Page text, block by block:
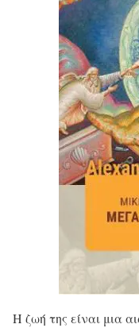
Η ζωή της είναι μια